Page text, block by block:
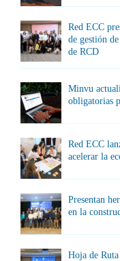
Red ECC
de gestión
de RCD
Minvu
obligatorias
Red ECC
acelerar la
Presentan
en la
Hoja de